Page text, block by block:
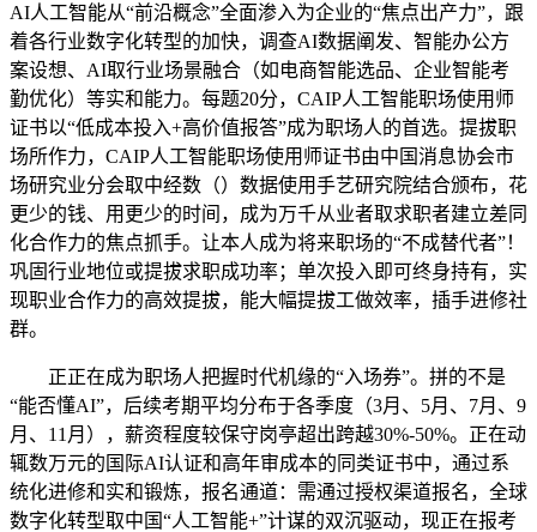
AI人工智能从“前沿概念”全面渗入为企业的“焦点出产力”，跟
着各行业数字化转型的加快，调查AI数据阐发、智能办公方
案设想、AI取行业场景融合（如电商智能选品、企业智能考
勤优化）等实和能力。每题20分，CAIP人工智能职场使用师
证书以“低成本投入+高价值报答”成为职场人的首选。提拔职
场所作力，CAIP人工智能职场使用师证书由中国消息协会市
场研究业分会取中经数（）数据使用手艺研究院结合颁布，花
更少的钱、用更少的时间，成为万千从业者取求职者建立差同
化合作力的焦点抓手。让本人成为将来职场的“不成替代者”！
巩固行业地位或提拔求职成功率；单次投入即可终身持有，实
现职业合作力的高效提拔，能大幅提拔工做效率，插手进修社
群。
正正在成为职场人把握时代机缘的“入场券”。拼的不是
“能否懂AI”，后续考期平均分布于各季度（3月、5月、7月、9
月、11月），薪资程度较保守岗亭超出跨越30%-50%。正在动
辄数万元的国际AI认证和高年审成本的同类证书中，通过系
统化进修和实和锻炼，报名通道：需通过授权渠道报名，全球
数字化转型取中国“人工智能+”计谋的双沉驱动，现正在报考